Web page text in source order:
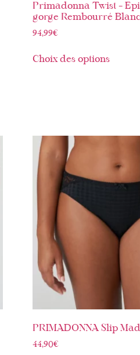
Primadonna Twist –
gorge Rembourré Blanc
94,99€
Choix des options
PRIMADONNA Slip
44,90€